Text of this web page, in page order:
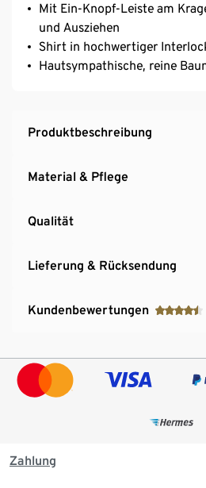
Mit Ein-Knopf-Leiste am
und Ausziehen
Shirt in hochwertiger
Hautsympathische, reine
Produktbeschreibung
Material & Pflege
Qualität
Lieferung & Rücksendung
Kundenbewertungen
Zahlung